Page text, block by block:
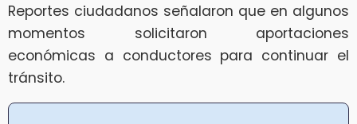
Reportes ciudadanos señalaron que en algunos
momentos solicitaron aportaciones
económicas a conductores para continuar el
tránsito.